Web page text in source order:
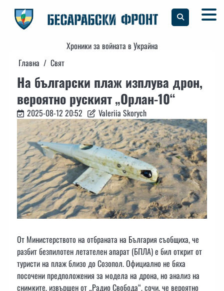
content
Хроники за войната в Украйна
Главна
Свят
На български плаж изплува дрон,
вероятно руският „Орлан-10“
2025-08-12 20:52 Valeriia Skorych
От Министерството на отбраната на България съобщиха, че
разбит безпилотен летателен апарат (БПЛА) е бил открит от
туристи на плаж близо до Созопол. Официално не бяха
посочени предположения за модела на дрона, но анализ на
снимките, извършен от „Радио Свобода“, сочи, че вероятно